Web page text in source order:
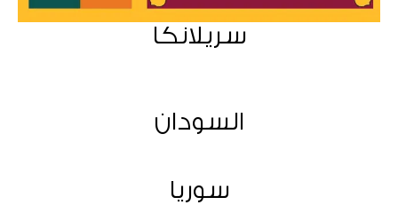
سريلانكا
السودان
سوريا